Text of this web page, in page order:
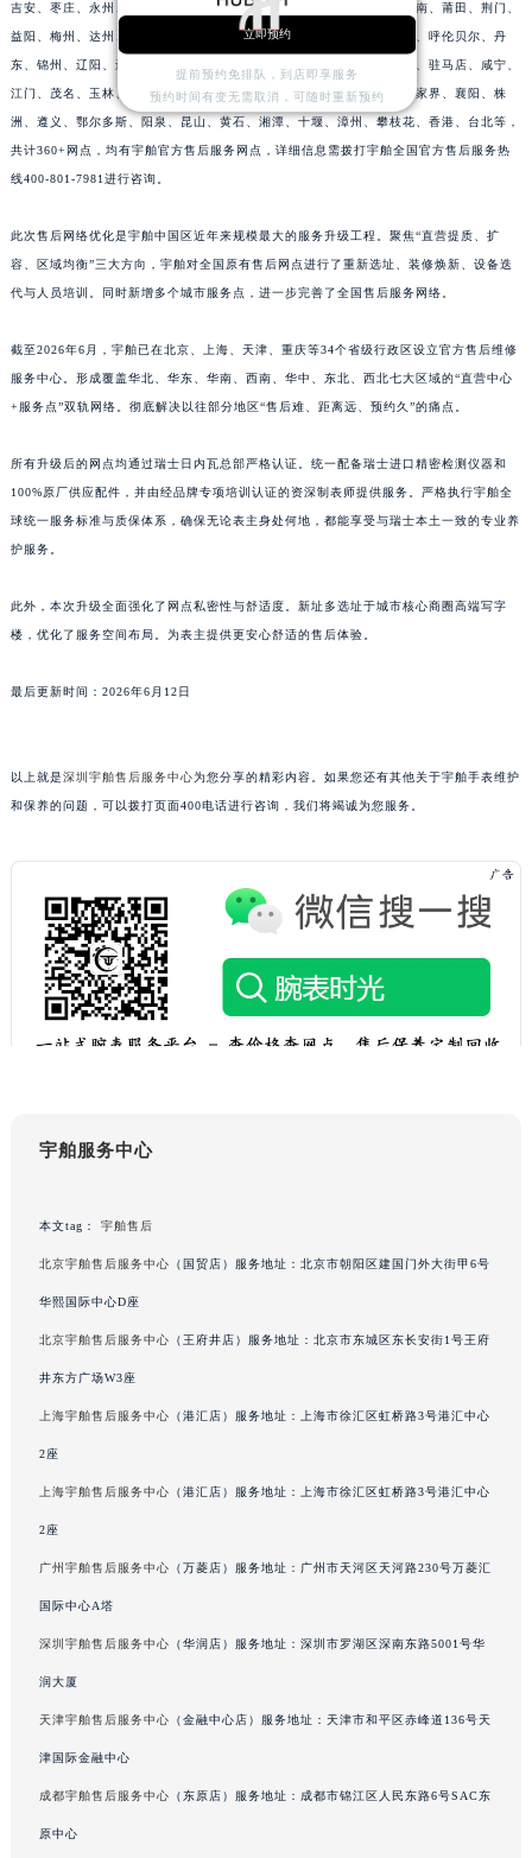
吉安、枣庄、永州、清远、揭阳、梧州、渭南、延安、长治、运城、淮南、莆田、荆门、
益阳、梅州、达州、榆林、威海、九江、济宁、齐齐哈尔、南阳、常德、呼伦贝尔、丹
东、锦州、辽阳、辽源、衢州、安庆、龙岩、宁德、鹰潭、泰安、商丘、驻马店、咸宁、
江门、茂名、玉林、乐山、南充、雅安、宝鸡、柳州、拉萨、丽江、张家界、襄阳、株
洲、遵义、鄂尔多斯、阳泉、昆山、黄石、湘潭、十堰、漳州、攀枝花、香港、台北等，
共计360+网点，均有宇舶官方售后服务网点，详细信息需拨打宇舶全国官方售后服务热
线400-801-7981进行咨询。
此次售后网络优化是宇舶中国区近年来规模最大的服务升级工程。聚焦“直营提质、扩
容、区域均衡”三大方向，宇舶对全国原有售后网点进行了重新选址、装修焕新、设备迭
代与人员培训。同时新增多个城市服务点，进一步完善了全国售后服务网络。
截至2026年6月，宇舶已在北京、上海、天津、重庆等34个省级行政区设立官方售后维修
服务中心。形成覆盖华北、华东、华南、西南、华中、东北、西北七大区域的“直营中心
+服务点”双轨网络。彻底解决以往部分地区“售后难、距离远、预约久”的痛点。
所有升级后的网点均通过瑞士日内瓦总部严格认证。统一配备瑞士进口精密检测仪器和
100%原厂供应配件，并由经品牌专项培训认证的资深制表师提供服务。严格执行宇舶全
球统一服务标准与质保体系，确保无论表主身处何地，都能享受与瑞士本土一致的专业养
护服务。
此外，本次升级全面强化了网点私密性与舒适度。新址多选址于城市核心商圈高端写字
楼，优化了服务空间布局。为表主提供更安心舒适的售后体验。
最后更新时间：2026年6月12日
以上就是深圳宇舶售后服务中心为您分享的精彩内容。如果您还有其他关于宇舶手表维护
和保养的问题，可以拨打页面400电话进行咨询，我们将竭诚为您服务。
宇舶服务中心
本文tag： 宇舶售后
北京宇舶售后服务中心 （国贸店）服务地址：北京市朝阳区建国门外大街甲6号
华熙国际中心D座
北京宇舶售后服务中心 （王府井店）服务地址：北京市东城区东长安街1号王府
井东方广场W3座
上海宇舶售后服务中心 （港汇店）服务地址：上海市徐汇区虹桥路3号港汇中心
2座
上海宇舶售后服务中心 （港汇店）服务地址：上海市徐汇区虹桥路3号港汇中心
2座
广州宇舶售后服务中心 （万菱店）服务地址：广州市天河区天河路230号万菱汇
国际中心A塔
深圳宇舶售后服务中心 （华润店）服务地址：深圳市罗湖区深南东路5001号华
润大厦
天津宇舶售后服务中心 （金融中心店）服务地址：天津市和平区赤峰道136号天
津国际金融中心
成都宇舶售后服务中心 （东原店）服务地址：成都市锦江区人民东路6号SAC东
原中心
立即预约
提前预约免排队，到店即享服务
预约时间有变无需取消，可随时重新预约